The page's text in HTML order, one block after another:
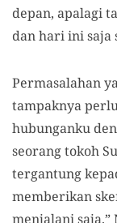
depan, apalagi
dan hari ini saja
Permasalahan
tampaknya
hubunganku
seorang tokoh
tergantung
memberikan
menjalani